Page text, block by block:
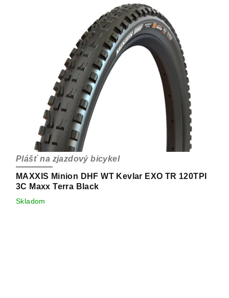
MAXXIS Minion DHF WT Kevlar EXO TR 120TPI
3C Maxx Terra Black
Plášť na zjazdový bicykel
Skladom